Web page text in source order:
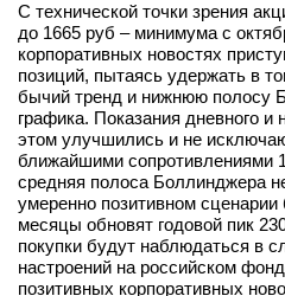
С технической точки зрения
до 1665 руб – минимума с
корпоративных новостях
позиций, пытаясь удержать в
бычий тренд и нижнюю полосу
графика. Показания дневного и
этом улучшились и не
ближайшими сопротивлениями
средняя полоса Боллинджера
умеренно позитивном
месяцы обновят годовой пик
покупки будут наблюдаться в
настроений на российском
позитивных корпоративных